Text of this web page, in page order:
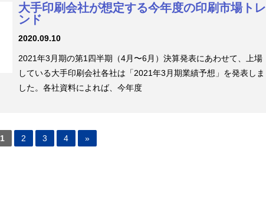
大手印刷会社が想定する今年度の印刷市場トレ
ンド
2020.09.10
2021年3月期の第1四半期（4月〜6月）決算発表にあわせて、上場
している大手印刷会社各社は「2021年3月期業績予想」を発表しま
した。各社資料によれば、今年度
1 2 3 4 »